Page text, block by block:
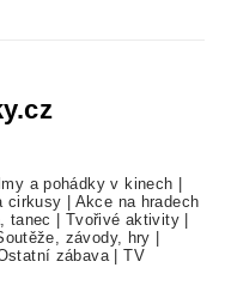
a pohádky v kinech |
cirkusy | Akce na hradech
tanec | Tvořivé aktivity |
závody, hry |
zábava |TV